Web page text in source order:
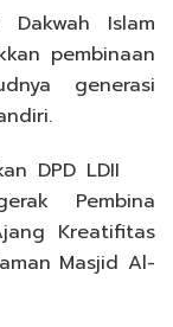
Dakwah Islam
pembinaan
generasi
DPD LDII
Pembina
Kreatifitas
Masjid Al-